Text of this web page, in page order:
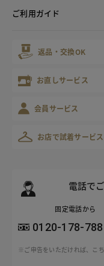
ご利用ガイド
返品・交換OK
お直しサービス
会員サービス
お店で試着サービス
電話で
固定電話から
0120-178-788
※ご申告をいただければ、こ